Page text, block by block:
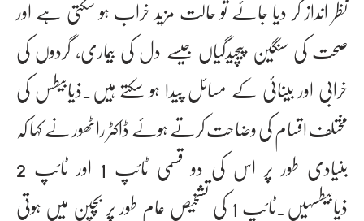
نظر انداز کر دیا جائے تو حالت مزید خراب ہو سکتی ہے اور
صحت کی سنگین پیچیدگیاں جیسے دل کی بیماری، گردوں کی
خرابی اور بینائی کے مسائل پیدا ہو سکتے ہیں۔ذیابیطس کی
مختلف اقسام کی وضاحت کرتے ہوئے ڈاکٹر راٹھور نے کہا کہ
بنیادی طور پر اس کی دو قسمی ٹائپ 1 اور ٹائپ 2
ذیابیطسہیں۔ٹائپ 1 کی تشخیص عام طور پر بچپن میں ہوتی